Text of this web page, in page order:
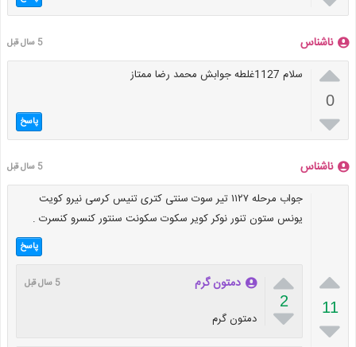
ناشناس 5 سال قبل

0

سلام 1127غلطه جوابش محمد رضا ممتاز
پاسخ
ناشناس 5 سال قبل

11

جواب مرحله ۱۱۲۷ تیر سوت سنتی کتری تنیس کرسی نیرو کویت
یونس ستون تنور نوکر کویر سکوت سکونت سنتور کنسرو کنسرت .
پاسخ

2

دمتون گرم 5 سال قبل
دمتون گرم